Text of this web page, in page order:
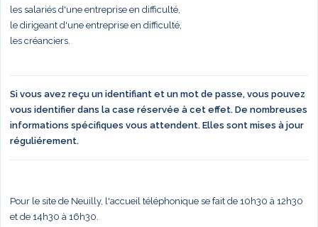
les salariés d'une entreprise en difficulté,
le dirigeant d'une entreprise en difficulté,
les créanciers.
Si vous avez reçu un identifiant et un mot de passe, vous pouvez
vous identifier dans la case réservée à cet effet. De nombreuses
informations spécifiques vous attendent. Elles sont mises à jour
réguliérement.
Pour le site de Neuilly, l'accueil téléphonique se fait de 10h30 à 12h30
et de 14h30 à 16h30.